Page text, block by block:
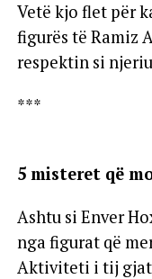
Vetë kjo flet për
figurës të Ramiz
respektin si
***
5 misteret që
Ashtu si Enver
nga figurat që
Aktiviteti i tij